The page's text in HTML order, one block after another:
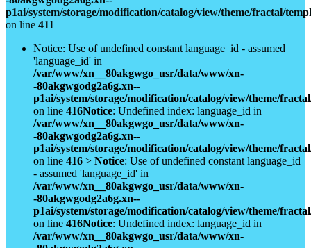
p1ai/system/storage/modification/catalog/view/theme/fractal/
on line 411
Notice: Use of undefined constant language_id - assumed
'language_id' in
/var/www/xn__80akgwgo_usr/data/www/xn-
-80akgwgodg2a6g.xn--
p1ai/system/storage/modification/catalog/view/theme/
on line 416Notice: Undefined index: language_id in
/var/www/xn__80akgwgo_usr/data/www/xn-
-80akgwgodg2a6g.xn--
p1ai/system/storage/modification/catalog/view/theme/
on line 416 > Notice: Use of undefined constant language_id
- assumed 'language_id' in
/var/www/xn__80akgwgo_usr/data/www/xn-
-80akgwgodg2a6g.xn--
p1ai/system/storage/modification/catalog/view/theme/
on line 416Notice: Undefined index: language_id in
/var/www/xn__80akgwgo_usr/data/www/xn-